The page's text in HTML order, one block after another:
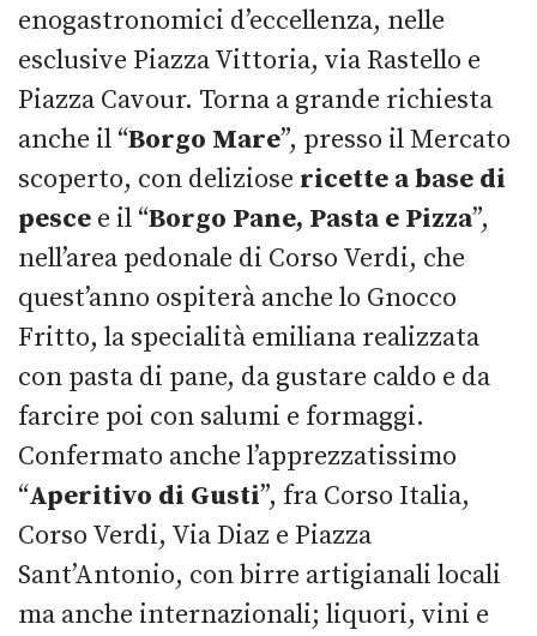
enogastronomici d’eccellenza, nelle
esclusive Piazza Vittoria, via Rastello e
Piazza Cavour. Torna a grande richiesta
anche il “Borgo Mare”, presso il Mercato
scoperto, con deliziose ricette a base di
pesce e il “Borgo Pane, Pasta e Pizza”,
nell’area pedonale di Corso Verdi, che
quest’anno ospiterà anche lo Gnocco
Fritto, la specialità emiliana realizzata
con pasta di pane, da gustare caldo e da
farcire poi con salumi e formaggi.
Confermato anche l’apprezzatissimo
“Aperitivo di Gusti”, fra Corso Italia,
Corso Verdi, Via Diaz e Piazza
Sant’Antonio, con birre artigianali locali
ma anche internazionali; liquori, vini e